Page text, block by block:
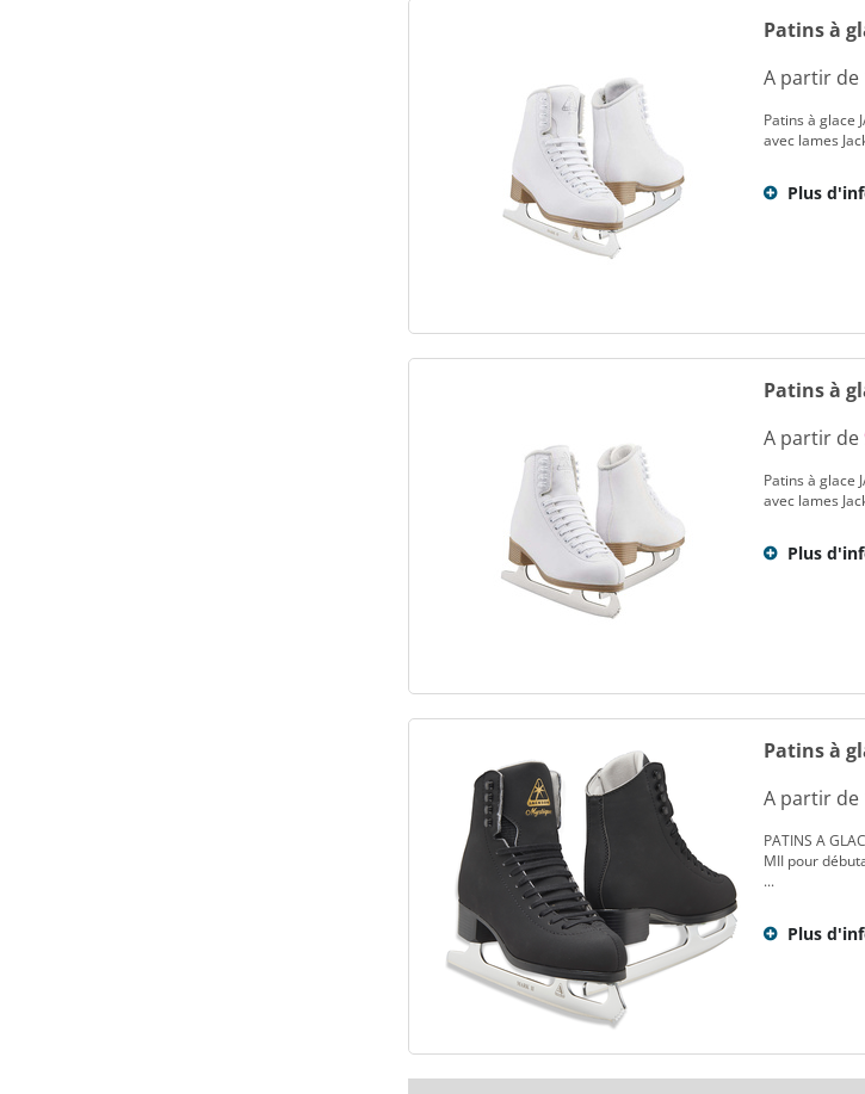
Patins à
A partir de
Patins à glace
avec lames
Plus
Patins à
A partir de
Patins à glace
avec lames
Plus
Patins à
A partir de
PATINS A
MII pour
...
Plus